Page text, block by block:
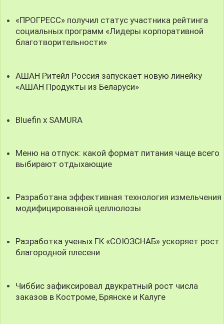
«ПРОГРЕСС» получил статус участника рейтинга
социальных программ «Лидеры корпоративной
благотворительности»
АШАН Ритейл Россия запускает новую линейку
«АШАН Продукты из Беларуси»
Bluefin x SAMURA
Меню на отпуск: какой формат питания чаще всего
выбирают отдыхающие
Разработана эффективная технология измельчения
модифицированной целлюлозы
Разработка ученых ГК «СОЮЗСНАБ» ускоряет рост
благородной плесени
Чиббис зафиксировал двукратный рост числа
заказов в Костроме, Брянске и Калуге